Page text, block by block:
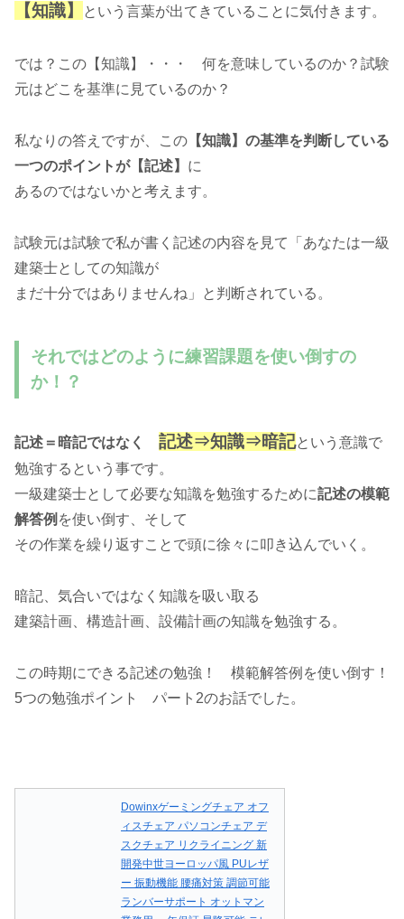
【知識】 という言葉が出てきていることに気付きます。
では？この【知識】・・・ 何を意味しているのか？試験
元はどこを基準に見ているのか？
私なりの答えですが、この 【知識】の基準を判断している
一つのポイントが【記述】 に
あるのではないかと考えます。
試験元は試験で私が書く記述の内容を見て「あなたは一級
建築士としての知識が
まだ十分ではありませんね」と判断されている。
それではどのように練習課題を使い倒すの
か！？
記述＝暗記ではなく 記述⇒知識⇒暗記という意識で
勉強するという事です。
一級建築士として必要な知識を勉強するために記述の模範
解答例 を使い倒す、そして
その作業を繰り返すことで頭に徐々に叩き込んでいく。
暗記、気合いではなく知識を吸い取る
建築計画、構造計画、設備計画の知識を勉強する。
この時期にできる記述の勉強！ 模範解答例を使い倒す！
5つの勉強ポイント パート2のお話でした。
Dowinxゲーミングチェア オフ
ィスチェア パソコンチェア デ
スクチェア リクライニング 新
開発中世ヨーロッパ風 PUレザ
ー 振動機能 腰痛対策 調節可能
ランバーサポート オットマン